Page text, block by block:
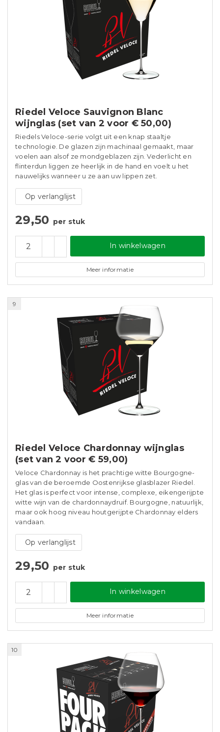
Riedel Veloce Sauvignon Blanc
wijnglas (set van 2 voor € 50,00)
Riedels Veloce-serie volgt uit een knap staaltje
technologie. De glazen zijn machinaal gemaakt, maar
voelen aan alsof ze mondgeblazen zijn. Vederlicht en
flinterdun liggen ze heerlijk in de hand en voelt u het
nauwelijks wanneer u ze aan uw lippen zet.
Op verlanglijst
29,50 per stuk
In winkelwagen
Meer informatie
9
Riedel Veloce Chardonnay wijnglas
(set van 2 voor € 59,00)
Veloce Chardonnay is het prachtige witte Bourgogne-
glas van de beroemde Oostenrijkse glasblazer Riedel.
Het glas is perfect voor intense, complexe, eikengerijpte
witte wijn van de chardonnaydruif. Bourgogne, natuurlijk,
maar ook hoog niveau houtgerijpte Chardonnay elders
vandaan.
Op verlanglijst
29,50 per stuk
In winkelwagen
Meer informatie
10